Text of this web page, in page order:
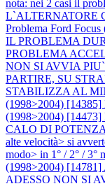
nota: nei 2 casi il
L`ALTERNATORE
Problema Ford
IL PROBLEMA
PROBLEMA
NON SI AVVIA PIU`
PARTIRE, SU
STABILIZZA AL
(1998>2004)
(1998>2004) [14473]
CALO DI
alte velocità> si
modo> in 1° / 2° / 3°
(1998>2004)
ADESSO NON SI